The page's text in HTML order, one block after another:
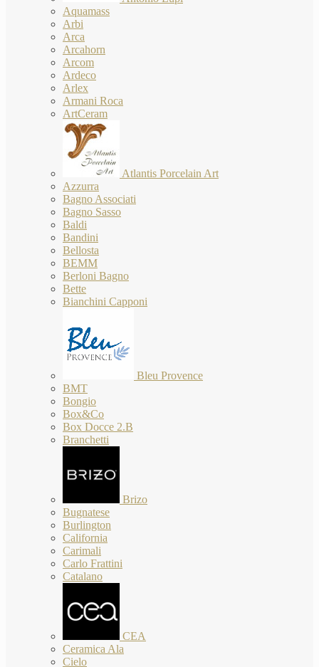
Aquamass
Arbi
Arca
Arcahorn
Arcom
Ardeco
Arlex
Armani Roca
ArtCeram
Atlantis Porcelain Art
Azzurra
Bagno Associati
Bagno Sasso
Baldi
Bandini
Bellosta
BEMM
Berloni Bagno
Bette
Bianchini Capponi
Bleu Provence
BMT
Bongio
Box&Co
Box Docce 2.B
Branchetti
Brizo
Bugnatese
Burlington
California
Carimali
Carlo Frattini
Catalano
CEA
Ceramica Ala
Cielo